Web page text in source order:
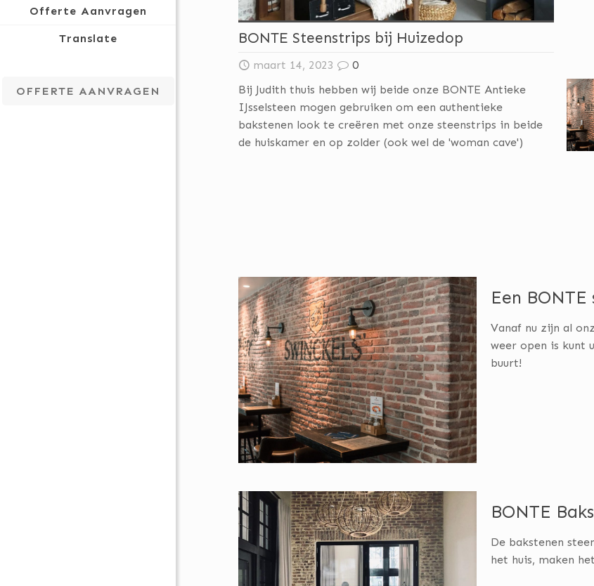
Offerte Aanvragen
Translate
OFFERTE AANVRAGEN
BONTE Steenstrips bij Huizedop
maart 14, 2023
0
Bij Judith thuis hebben wij beide onze BONTE Antieke
IJsselsteen mogen gebruiken om een authentieke
bakstenen look te creëren met onze steenstrips in beide
de huiskamer en op zolder (ook wel de 'woman cave')
Een
Vanaf nu zijn al
weer open is kunt
buurt!
BONTE
De bakstenen
het huis, maken